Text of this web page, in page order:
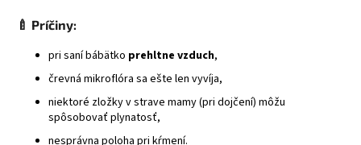
🍼 Príčiny:
pri saní bábätko prehltne vzduch,
črevná mikroflóra sa ešte len vyvíja,
niektoré zložky v strave mamy (pri dojčení) môžu
spôsobovať plynatosť,
nesprávna poloha pri kŕmení.